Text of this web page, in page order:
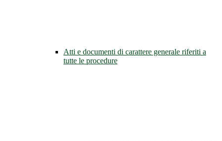
Atti e documenti di carattere generale riferiti a
tutte le procedure